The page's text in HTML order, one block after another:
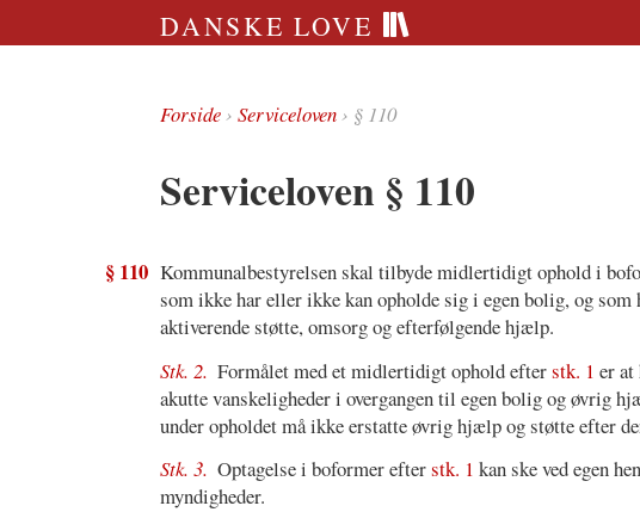
DANSKE LOVE
Forside›Serviceloven› § 110
Serviceloven § 110
§ 110 Kommunalbestyrelsen skal tilbyde midlertidigt ophold i
som ikke har eller ikke kan opholde sig i egen bolig, og
aktiverende støtte, omsorg og efterfølgende hjælp.
Stk. 2. Formålet med et midlertidigt ophold efterstk. 1 er
akutte vanskeligheder i overgangen til egen bolig og øvrig
under opholdet må ikke erstatte øvrig hjælp og støtte efter
Stk. 3. Optagelse i boformer efterstk. 1 kan ske ved egen
myndigheder.